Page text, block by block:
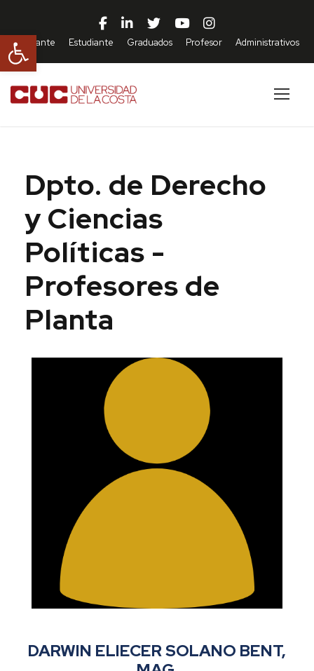
Abrir barra de herramientas
Aspirante Estudiante Graduados Profesor Administrativos
Dpto. de Derecho
y Ciencias
Políticas -
Profesores de
Planta
DARWIN ELIECER SOLANO BENT,